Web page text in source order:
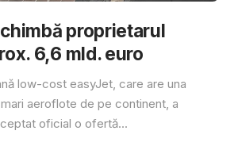
proprietarul
6,6 mld. euro
low-cost easyJet, care are una
aeroflote de pe continent, a
oficial o ofertă...